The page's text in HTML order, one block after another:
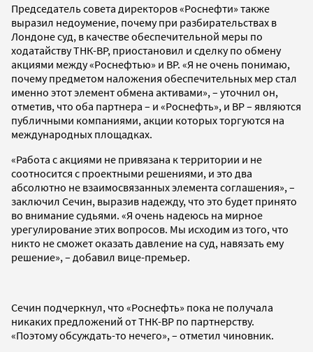
Председатель совета директоров «Роснефти» также
выразил недоумение, почему при разбирательствах в
Лондоне суд, в качестве обеспечительной меры по
ходатайству ТНК-ВР, приостановил и сделку по обмену
акциями между «Роснефтью» и ВР. «Я не очень понимаю,
почему предметом наложения обеспечительных мер стал
именно этот элемент обмена активами», – уточнил он,
отметив, что оба партнера – и «Роснефть», и BP – являются
публичными компаниями, акции которых торгуются на
международных площадках.
«Работа с акциями не привязана к территории и не
соотносится с проектными решениями, и это два
абсолютно не взаимосвязанных элемента соглашения», –
заключил Сечин, выразив надежду, что это будет принято
во внимание судьями. «Я очень надеюсь на мирное
урегулирование этих вопросов. Мы исходим из того, что
никто не сможет оказать давление на суд, навязать ему
решение», – добавил вице-премьер.
Сечин подчеркнул, что «Роснефть» пока не получала
никаких предложений от ТНК-ВР по партнерству.
«Поэтому обсуждать-то нечего», – отметил чиновник.